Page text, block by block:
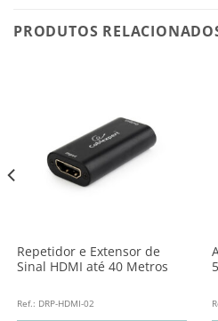
PRODUTOS
Repetidor e Extensor de
Sinal HDMI até 40 Metros
Ref.: DRP-HDMI-02